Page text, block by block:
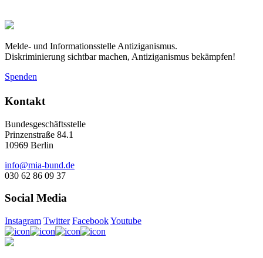
Melde- und Informationsstelle Antiziganismus.
Diskriminierung sichtbar machen, Antiziganismus bekämpfen!
Spenden
Kontakt
Bundesgeschäftsstelle
Prinzenstraße 84.1
10969 Berlin
info@mia-bund.de
030 62 86 09 37
Social Media
Instagram Twitter FacebookYoutube